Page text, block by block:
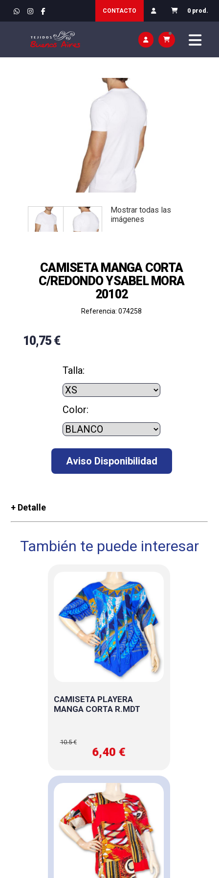
CONTACTO 0 prod.
Mostrar todas las
imágenes
CAMISETA MANGA CORTA
C/REDONDO YSABEL MORA
20102
Referencia: 074258
10,75 €
Talla:
Color:
+ Detalle
También te puede interesar
CAMISETA PLAYERA
MANGA CORTA R.MDT
10.5 €
6,40 €